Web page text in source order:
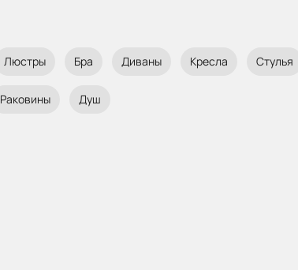
Люстры Бра Диваны Кресла Стулья
Раковины Душ